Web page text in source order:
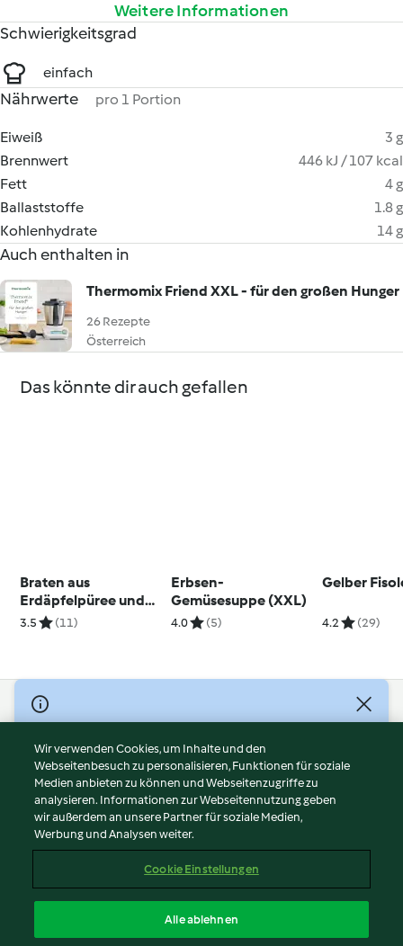
Weitere Informationen
Schwierigkeitsgrad
einfach
Nährwerte pro 1 Portion
Eiweiß
3 g
Brennwert
446 kJ / 107 kcal
Fett
4 g
Ballaststoffe
1.8 g
Kohlenhydrate
14 g
Auch enthalten in
Thermomix Friend XXL - für den großen Hunger
26 Rezepte
Österreich
Das könnte dir auch gefallen
Braten aus
Erdäpfelpüree und
Faschiertem
3.5 (11)
Erbsen-
Gemüsesuppe (XXL)
4.0 (5)
Gelber
4.2 (29)
© Copyright 2026
Nutzungsbedingungen
Datenschutzrichtlinien
Disclaimer
Impressum
Cookies
Abo kündigen
Erklärung zur Barrierefreiheit
Wir verwenden Cookies, um Inhalte und den
Webseitenbesuch zu personalisieren, Funktionen für soziale
Medien anbieten zu können und Webseitenzugriffe zu
analysieren. Informationen zur Webseitennutzung geben
wir außerdem an unsere Partner für soziale Medien,
Werbung und Analysen weiter.
Cookie Einstellungen
Alle ablehnen